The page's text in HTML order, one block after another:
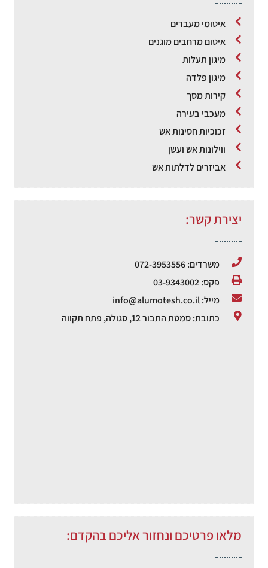
איטומי מעברים
איטום מרחבים מוגנים
מיגון תעלות
מיגון פלדה
קירות מסך
מעכבי בעירה
זכוכיות חסינות אש
ווילונות אש ועשן
אביזרים לדלתות אש
יצירת קשר:
משרדים: 072-3953556
פקס: 03-9343002
מייל: info@alumotesh.co.il
כתובת: סמטת התבור 12, סגולה, פתח תקווה
מלאו פרטיכם ונחזור אליכם בהקדם: